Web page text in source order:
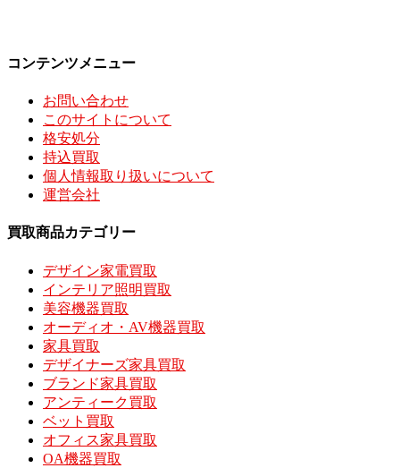
コンテンツメニュー
お問い合わせ
このサイトについて
格安処分
持込買取
個人情報取り扱いについて
運営会社
買取商品カテゴリー
デザイン家電買取
インテリア照明買取
美容機器買取
オーディオ・AV機器買取
家具買取
デザイナーズ家具買取
ブランド家具買取
アンティーク買取
ベット買取
オフィス家具買取
OA機器買取